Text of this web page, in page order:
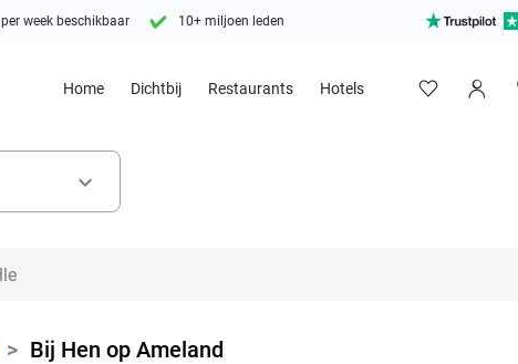
week beschikbaar 10+ miljoen leden
Home Dichtbij Restaurants Hotels
keyboard_arrow_down
> Bij Hen op Ameland